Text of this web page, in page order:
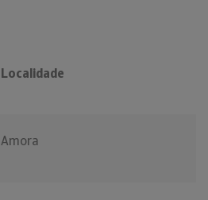
Localidade
Amora